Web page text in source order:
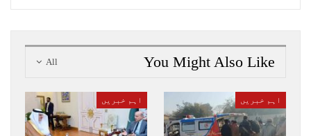
All You Might Also Like
اہم خبریں اہم خبریں